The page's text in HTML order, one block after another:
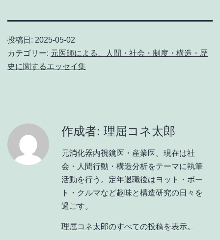
投稿日: 2025-05-02
カテゴリー: 元医師による、人間・社会・制度・構造・歴
史に関するエッセイ集
作成者: 理屈コネ太郎
元消化器内視鏡医・産業医。現在は社
会・人間行動・構造分析をテーマに執筆
活動を行う。定年退職後はヨット・ボー
ト・クルマなど趣味と構造研究の日々を
過ごす。
理屈コネ太郎のすべての投稿を表示。